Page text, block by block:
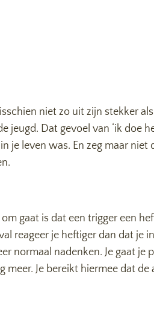
niet zo uit zijn stekker
jeugd. Dat gevoel van ‘ik doe
je leven was. En zeg maar niet
gaat is dat een trigger een
reageer je heftiger dan dat je
normaal nadenken. Je gaat je
Je bereikt hiermee dat de